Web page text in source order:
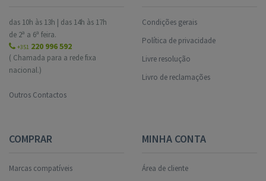
das 10h às 13h | das 14h às 17h
de 2ª a 6ª feira.
+351 220 996 592
( Chamada para a rede fixa
nacional.)
Outros Contactos
Condições gerais
Política de privacidade
Livre resolução
Livro de reclamações
COMPRAR
Marcas compatíveis
MINHA CONTA
Área de cliente